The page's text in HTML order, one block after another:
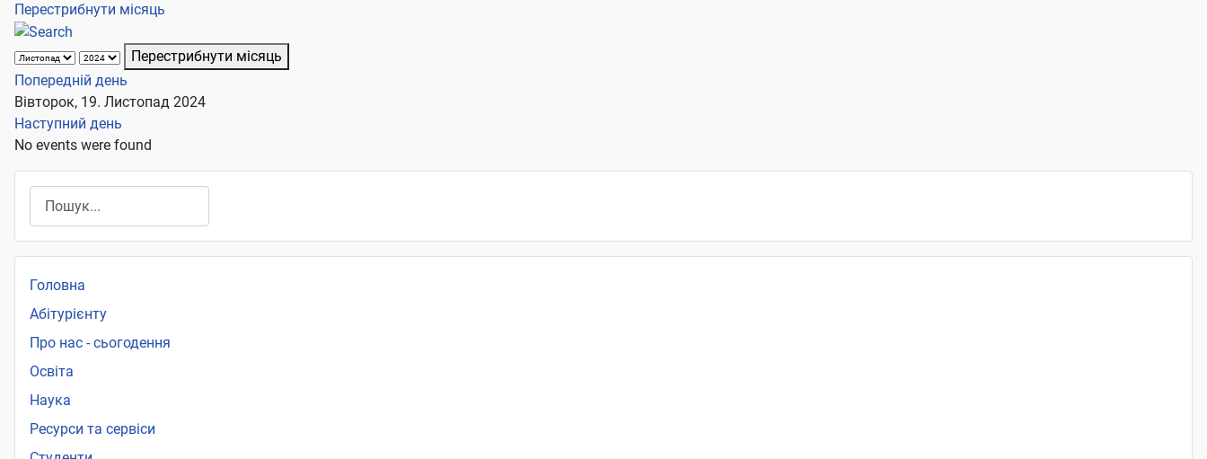
Перестрибнути місяць
Перестрибнути місяць
Попередній день
Вівторок, 19. Листопад 2024
Наступний день
No events were found
Головна
Абітурієнту
Про нас - сьогодення
Освіта
Наука
Ресурси та сервіси